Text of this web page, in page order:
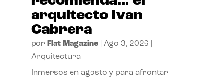
arquitecto Ivan
Cabrera
por Flat Magazine| Ago 3, 2026
Arquitectura
Inmersos en agosto y para afrontar